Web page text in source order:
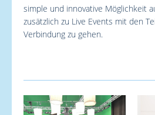
simple und innovative Möglichkeit
zusätzlich zu Live Events mit den
Verbindung zu gehen.